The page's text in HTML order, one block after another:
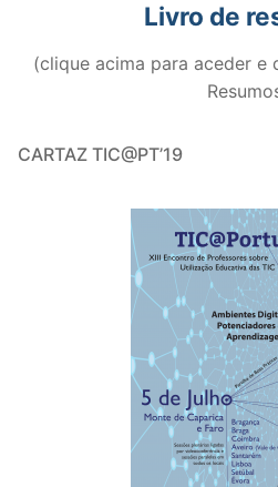
Livro de
(clique acima para aceder e
CARTAZ TIC@PT’19